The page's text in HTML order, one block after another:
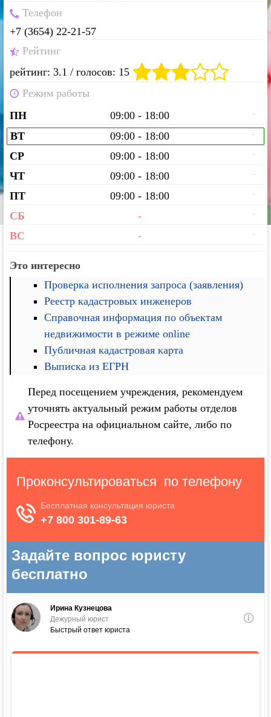
Телефон
+7 (3654) 22-21-57
Рейтинг
рейтинг: 3.1 / голосов: 15
Режим работы
ПН
09:00 - 18:00 -
ВТ 09:00 - 18:00 -
СР 09:00 - 18:00 -
ЧТ 09:00 - 18:00 -
ПТ 09:00 - 18:00 -
СБ - -
ВС - -
Это интересно
Проверка исполнения запроса (заявления)
Реестр кадастровых инженеров
Справочная информация по объектам
недвижимости в режиме online
Публичная кадастровая карта
Выписка из ЕГРН
Перед посещением учреждения, рекомендуем
уточнять актуальный режим работы отделов
Росреестра на официальном сайте, либо по
телефону.